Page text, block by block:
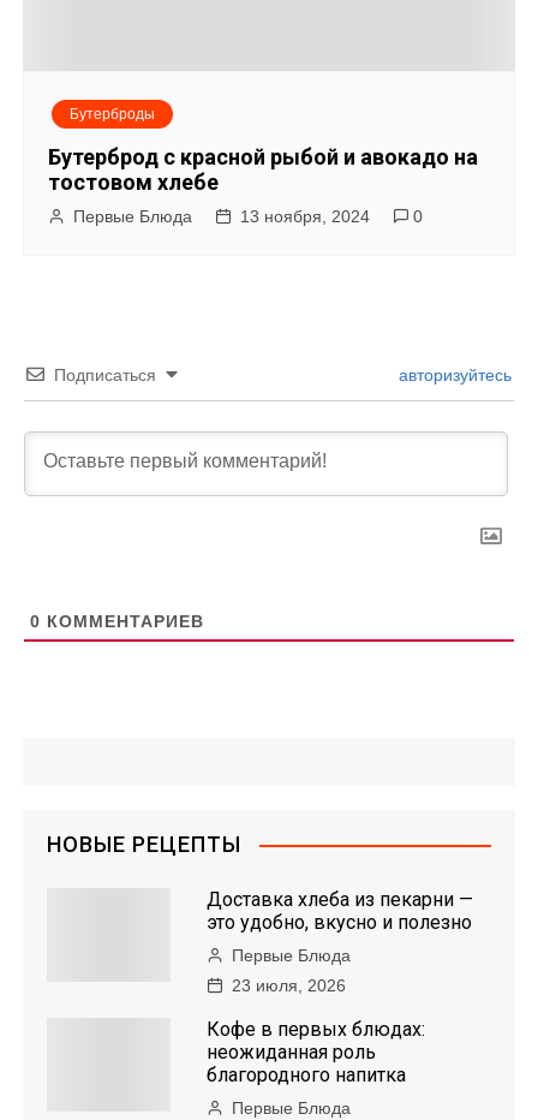
Бутерброды
Бутерброд с красной рыбой и авокадо на
тостовом хлебе
Первые Блюда 13 ноября, 2024 0
Подписаться авторизуйтесь
0 КОММЕНТАРИЕВ
НОВЫЕ РЕЦЕПТЫ
Доставка хлеба из пекарни —
это удобно, вкусно и полезно
Первые Блюда
23 июля, 2026
Кофе в первых блюдах:
неожиданная роль
благородного напитка
Первые Блюда